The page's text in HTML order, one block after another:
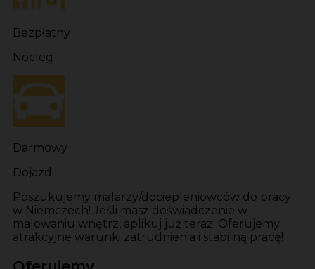
Bezpłatny
Nocleg
Darmowy
Dojazd
Poszukujemy malarzy/dociepleniowców do pracy
w Niemczech! Jeśli masz doświadczenie w
malowaniu wnętrz, aplikuj już teraz! Oferujemy
atrakcyjne warunki zatrudnienia i stabilną pracę!